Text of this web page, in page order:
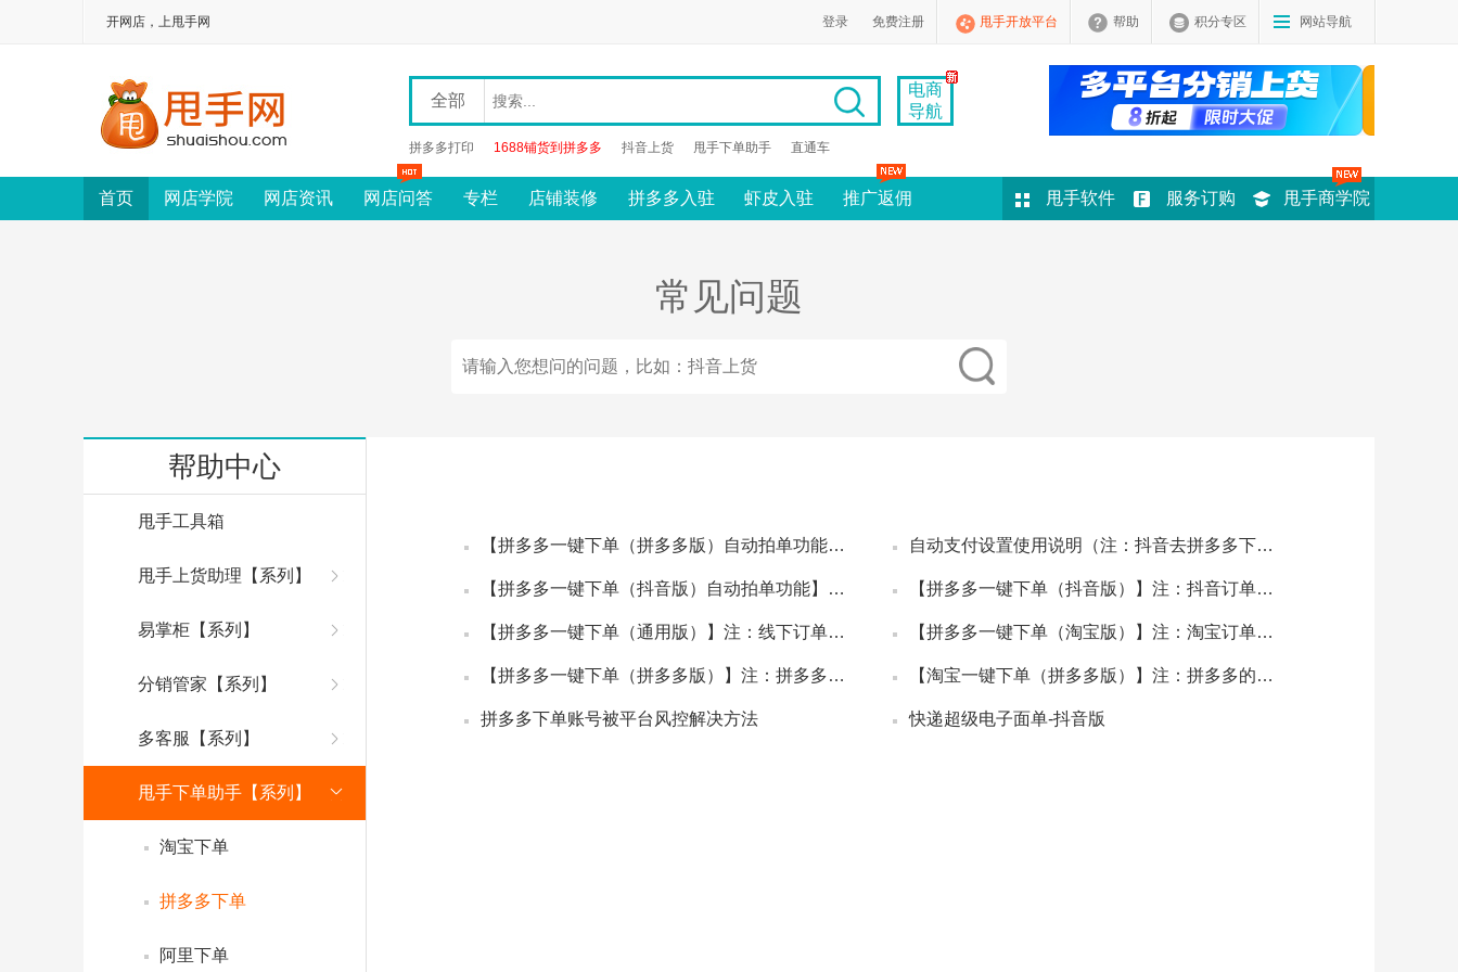
开网店，上甩手网 登录 免费注册 甩手开放平台 帮助 积分专区 网站导航
全部
拼多多打印 1688铺货到拼多多 抖音上货 甩手下单助手 直通车
电商
导航
首页 网店学院 网店资讯 网店问答 专栏 店铺装修 拼多多入驻 虾皮入驻 推广返佣 甩手软件 服务订购 甩手商学院
常见问题
帮助中心
甩手工具箱
甩手上货助理【系列】
易掌柜【系列】
分销管家【系列】
多客服【系列】
甩手下单助手【系列】
淘宝下单
拼多多下单
阿里下单
【拼多多一键下单（拼多多版）自动拍单功能】注：拼多多订单去拼多多采购 自动支付设置使用说明（注：抖音去拼多多下单）
【拼多多一键下单（抖音版）自动拍单功能】注：抖音订单去拼多多采购 【拼多多一键下单（抖音版）】注：抖音订单去拼多多下单
【拼多多一键下单（通用版）】注：线下订单或其他平台的订单去拼多多采购 【拼多多一键下单（淘宝版）】注：淘宝订单去拼多多采购
【拼多多一键下单（拼多多版）】注：拼多多的订单去拼多多采购 【淘宝一键下单（拼多多版）】注：拼多多的订单去淘宝采购
拼多多下单账号被平台风控解决方法 快递超级电子面单-抖音版